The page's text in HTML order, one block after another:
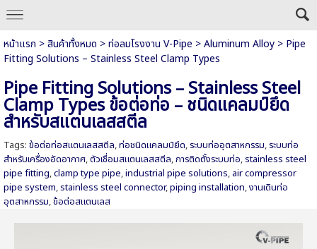
หน้าแรก >สินค้าทั้งหมด >ท่อลมโรงงาน V-Pipe >Aluminum Alloy> Pipe
Fitting Solutions – Stainless Steel Clamp Types
Pipe Fitting Solutions – Stainless Steel
Clamp Types ข้อต่อท่อ – ชนิดแคลมป์ยึด
สำหรับสแตนเลสสตีล
Tags: ข้อต่อท่อสแตนเลสสตีล,ท่อชนิดแคลมป์ยึด,ระบบท่ออุตสาหกรรม,ระบบท่อ
สำหรับเครื่องอัดอากาศ,ตัวเชื่อมสแตนเลสสตีล,การติดตั้งระบบท่อ,stainless steel
pipe fitting,clamp type pipe,industrial pipe solutions, air compressor
pipe system,stainless steel connector,piping installation,งานเดินท่อ
อุตสาหกรรม,ข้อต่อสแตนเลส